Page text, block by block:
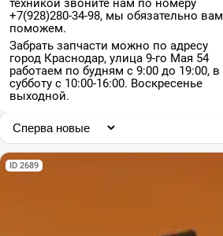
техникой звоните нам по номеру
+7(928)280-34-98, мы обязательно вам
поможем.
Забрать запчасти можно по адресу
город Краснодар, улица 9-го Мая 54
работаем по будням с 9:00 до 19:00, в
субботу с 10:00-16:00. Воскресенье
выходной.
ID 2689